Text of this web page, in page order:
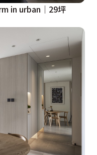
in urban│29坪